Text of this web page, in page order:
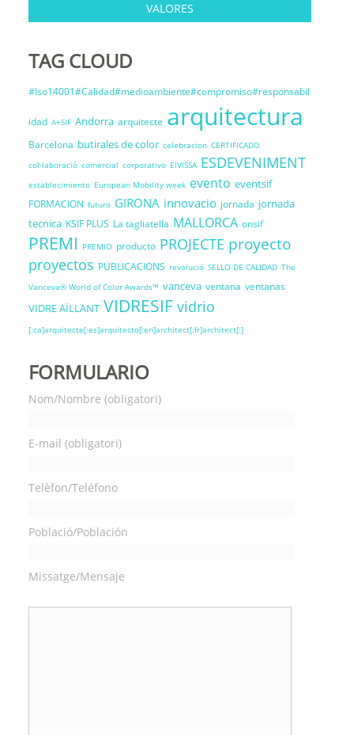
VALORES
TAG CLOUD
#Iso14001#Calidad#medioambiente#compromiso#responsabil
idad A+SIF Andorra arquitecte arquitectura
Barcelona butirales de color celebracion CERTIFICADO
col·laboració comercial corporativo EIVISSA ESDEVENIMENT
establecimiento European Mobility week evento eventsif
FORMACION futuro GIRONA innovacio jornada jornada
tecnica KSIF PLUS La tagliatella MALLORCA onsif
PREMI PREMIO producto PROJECTE proyecto
proyectos PUBLICACIONS revolució SELLO DE CALIDAD The
Vanceva® World of Color Awards™ vanceva ventana ventanas
VIDRE AÏLLANT VIDRESIF vidrio
[:ca]arquitecte[:es]arquitecto[:en]architect[:fr]architect[:]
FORMULARIO
Nom/Nombre (obligatori)
E-mail (obligatori)
Telèfon/Teléfono
Població/Población
Missatge/Mensaje